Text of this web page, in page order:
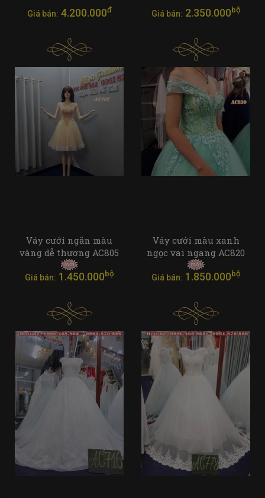
Giá bán: 4.200.000đ Giá bán: 2.350.000bộ
Váy cưới ngăn màu
vàng dễ thương AC805
Giá bán: 1.450.000bộ
Váy cưới màu xanh
ngọc vai ngang AC820
Giá bán: 1.850.000bộ